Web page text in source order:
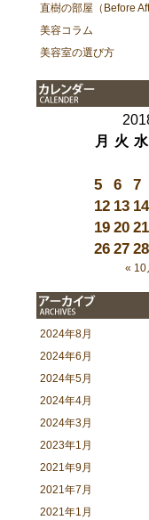
直樹の部屋（Before
美容コラム
美容室の選び方
月
火 水
5
6 7
12 13 14
19 20 21
26 27 28
« 10
2024年8月
2024年6月
2024年5月
2024年4月
2024年3月
2023年1月
2021年9月
2021年7月
2021年1月